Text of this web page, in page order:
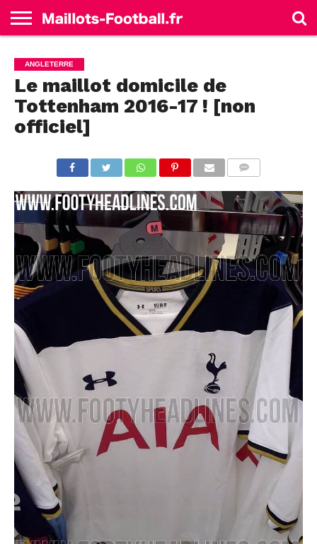
ALLEMAGNE
ANGLETERRE
ESPAGNE
FRANCE
ITALIE
SÉLECTIONS
MARQUES
ANGLETERRE
Le maillot domicile de
Tottenham 2016-17 ! [non
officiel]